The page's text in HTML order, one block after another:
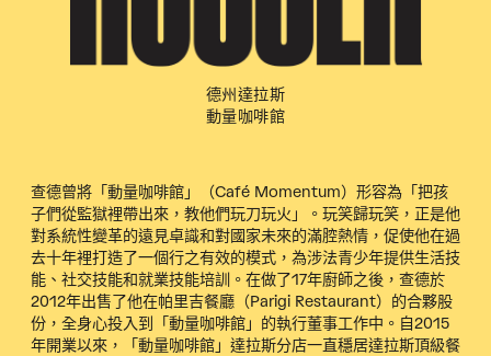
德州達拉斯
動量咖啡館
查德曾將「動量咖啡館」（Café Momentum）形容為「把孩
子們從監獄裡帶出來，教他們玩刀玩火」。玩笑歸玩笑，正是他
對系統性變革的遠見卓識和對國家未來的滿腔熱情，促使他在過
去十年裡打造了一個行之有效的模式，為涉法青少年提供生活技
能、社交技能和就業技能培訓。在做了17年廚師之後，查德於
2012年出售了他在帕里吉餐廳（Parigi Restaurant）的合夥股
份，全身心投入到「動量咖啡館」的執行董事工作中。自2015
年開業以來，「動量咖啡館」達拉斯分店一直穩居達拉斯頂級餐